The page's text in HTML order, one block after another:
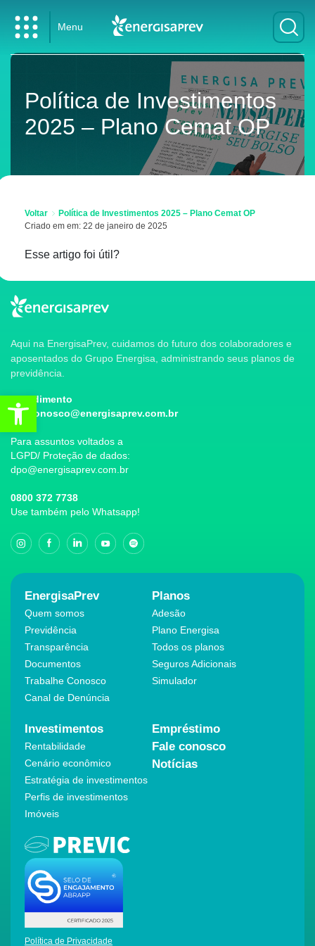
Menu
Política de Investimentos
2025 – Plano Cemat OP
Voltar
Política de Investimentos 2025 – Plano Cemat OP
Criado em em: 22 de janeiro de 2025
Esse artigo foi útil?
Aqui na EnergisaPrev, cuidamos do futuro dos colaboradores e
aposentados do Grupo Energisa, administrando seus planos de
previdência.
Atendimento
faleconosco@energisaprev.com.br
Para assuntos voltados a
LGPD/ Proteção de dados:
dpo@energisaprev.com.br
0800 372 7738
Use também pelo Whatsapp!
EnergisaPrev
Quem somos
Previdência
Transparência
Documentos
Trabalhe Conosco
Canal de Denúncia
Planos
Adesão
Plano Energisa
Todos os planos
Seguros Adicionais
Simulador
Investimentos
Rentabilidade
Cenário econômico
Estratégia de investimentos
Perfis de investimentos
Imóveis
Empréstimo
Fale conosco
Notícias
Política de Privacidade
Abrir a barra de ferramentas